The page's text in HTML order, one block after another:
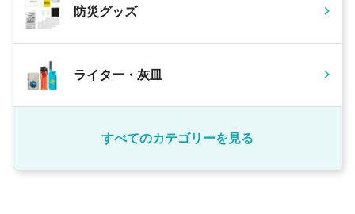
防災グッズ
ライター・灰皿
すべてのカテゴリーを見る